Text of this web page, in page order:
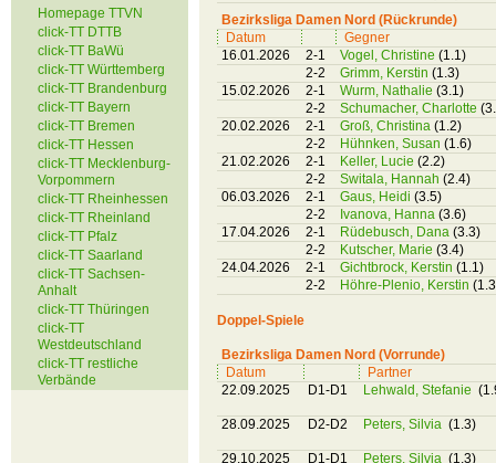
Homepage TTVN
click-TT DTTB
click-TT BaWü
click-TT Württemberg
click-TT Brandenburg
click-TT Bayern
click-TT Bremen
click-TT Hessen
click-TT Mecklenburg-
Vorpommern
click-TT Rheinhessen
click-TT Rheinland
click-TT Pfalz
click-TT Saarland
click-TT Sachsen-
Anhalt
click-TT Thüringen
click-TT
Westdeutschland
click-TT restliche
Verbände
Bezirksliga Damen Nord (Rückrunde)
Datum
Gegner
16.01.2026
2-1 Vogel, Christine (1.1)
2-2
Grimm, Kerstin (1.3)
15.02.2026
2-1 Wurm, Nathalie (3.1)
2-2
Schumacher, Charlotte
20.02.2026
2-1 Groß, Christina (1.2)
2-2
Hühnken, Susan (1.6)
21.02.2026
2-1 Keller, Lucie (2.2)
2-2
Switala, Hannah (2.4)
06.03.2026
2-1 Gaus, Heidi (3.5)
2-2
Ivanova, Hanna (3.6)
17.04.2026
2-1 Rüdebusch, Dana (3.3)
2-2
Kutscher, Marie (3.4)
24.04.2026
2-1 Gichtbrock, Kerstin (1.1)
2-2
Höhre-Plenio, Kerstin
Doppel-Spiele
Bezirksliga Damen Nord (Vorrunde)
Datum
Partner
22.09.2025
D1-D1 Lehwald, Stefanie
28.09.2025 D2-D2 Peters, Silvia (1.3)
29.10.2025 D1-D1 Peters, Silvia (1.3)